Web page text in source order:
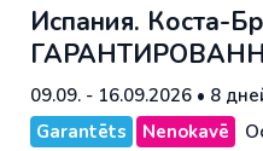
Испания. Коста-
09.09. - 16.09.2026 • 8
Garantēts
Nenokavē